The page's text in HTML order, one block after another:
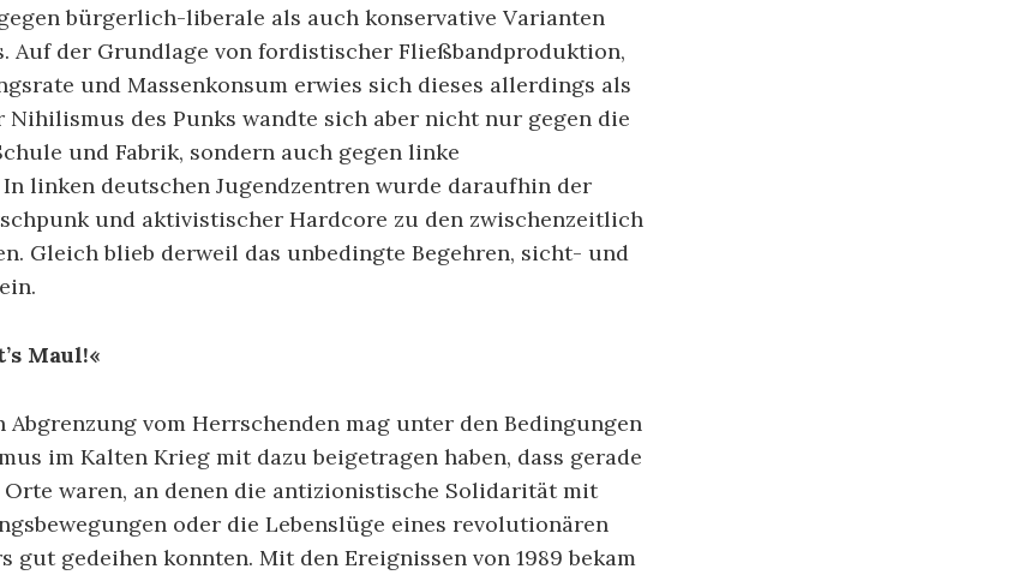
bürgerlich-liberale als auch konservative Varianten
Auf der Grundlage von fordistischer Fließbandproduktion,
und Massenkonsum erwies sich dieses allerdings als
Nihilismus des Punks wandte sich aber nicht nur gegen die
und Fabrik, sondern auch gegen linke
linken deutschen Jugendzentren wurde daraufhin der
und aktivistischer Hardcore zu den zwischenzeitlich
Gleich blieb derweil das unbedingte Begehren, sicht- und
Maul!«
Abgrenzung vom Herrschenden mag unter den Bedingungen
im Kalten Krieg mit dazu beigetragen haben, dass gerade
waren, an denen die antizionistische Solidarität mit
oder die Lebenslüge eines revolutionären
gut gedeihen konnten. Mit den Ereignissen von 1989 bekam